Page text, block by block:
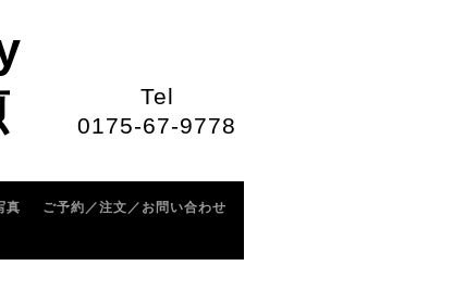
Tel
0175-67-9778
真
ご予約／注文／お問い合わせ